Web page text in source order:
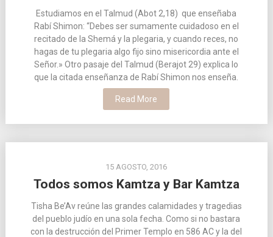
Estudiamos en el Talmud (Abot 2,18) que enseñaba
Rabí Shimon: “Debes ser sumamente cuidadoso en el
recitado de la Shemá y la plegaria, y cuando reces, no
hagas de tu plegaria algo fijo sino misericordia ante el
Señor.» Otro pasaje del Talmud (Berajot 29) explica lo
que la citada enseñanza de Rabí Shimon nos enseña.
Read More
15 AGOSTO, 2016
Todos somos Kamtza y Bar Kamtza
Tisha Be’Av reúne las grandes calamidades y tragedias
del pueblo judío en una sola fecha. Como si no bastara
con la destrucción del Primer Templo en 586 AC y la del